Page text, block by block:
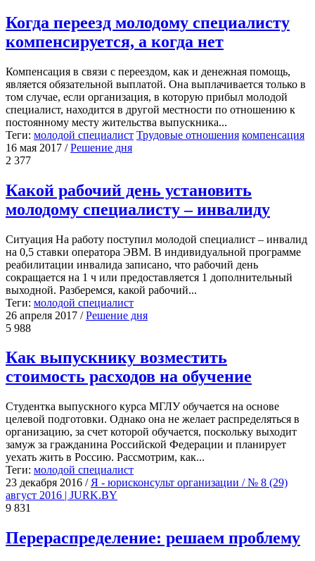
Когда переезд молодому специалисту
компенсируется, а когда нет
Компенсация в связи с переездом, как и денежная помощь,
является обязательной выплатой. Она выплачивается только в
том случае, если организация, в которую прибыл молодой
специалист, находится в другой местности по отношению к
постоянному месту жительства выпускника...
Теги: молодой специалист Трудовые отношения компенсация
16 мая 2017 /Решение дня
2 377
Какой рабочий день установить
молодому специалисту – инвалиду
Ситуация На работу поступил молодой специалист – инвалид
на 0,5 ставки оператора ЭВМ. В индивидуальной программе
реабилитации инвалида записано, что рабочий день
сокращается на 1 ч или предоставляется 1 дополнительный
выходной. Разберемся, какой рабочий...
Теги: молодой специалист
26 апреля 2017 /Решение дня
5 988
Как выпускнику возместить
стоимость расходов на обучение
Студентка выпускного курса МГЛУ обучается на основе
целевой подготовки. Однако она не желает распределяться в
организацию, за счет которой обучается, поскольку выходит
замуж за гражданина Российской Федерации и планирует
уехать жить в Россию. Рассмотрим, как...
Теги: молодой специалист
23 декабря 2016 / Я - юрисконсульт организации / № 8 (29)
август 2016 | JURK.BY
9 831
Перераспределение: решаем проблему